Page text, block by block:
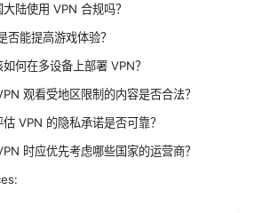
陆使用 VPN 合规吗？
否能提高游戏体验？
何在多设备上部署 VPN？
观看受地区限制的内容是否合法？
VPN 的隐私承诺是否可靠？
时应优先考虑哪些国家的运营商？